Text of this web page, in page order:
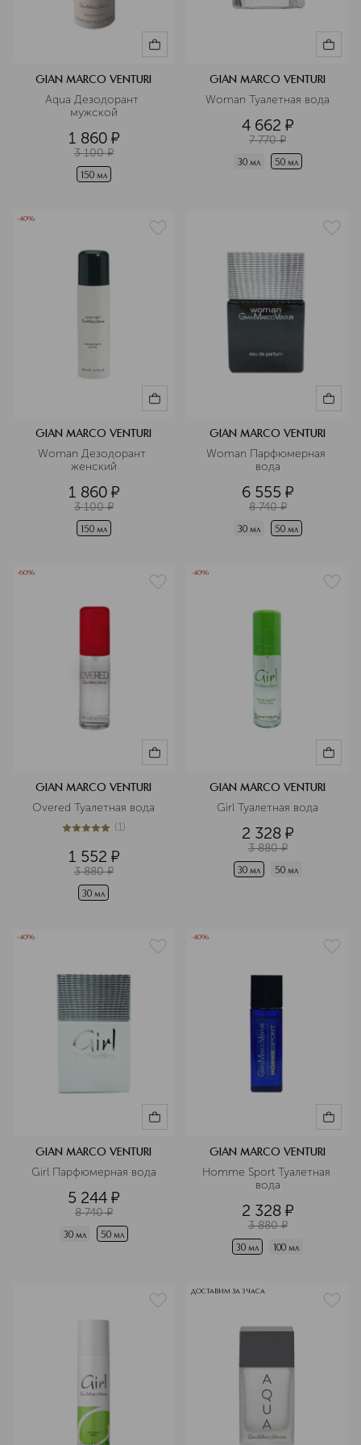
GIAN MARCO VENTURI
Aqua Дезодорант
мужской
1 860 ¤
3 100 ¤
150 мл
GIAN MARCO VENTURI
Woman Туалетная вода
4 662 ¤
7 770 ¤
30 мл 50 мл
-40%
GIAN MARCO VENTURI
Woman Дезодорант
женский
1 860 ¤
3 100 ¤
150 мл
GIAN MARCO VENTURI
Woman Парфюмерная
вода
6 555 ¤
8 740 ¤
30 мл 50 мл
-60%
GIAN MARCO VENTURI
Overed Туалетная вода
5из 51 (1)
1 552 ¤
3 880 ¤
30 мл
-40%
GIAN MARCO VENTURI
Girl Туалетная вода
2 328 ¤
3 880 ¤
30 мл 50 мл
-40%
GIAN MARCO VENTURI
Girl Парфюмерная вода
5 244 ¤
8 740 ¤
30 мл 50 мл
-40%
GIAN MARCO VENTURI
Homme Sport Туалетная
вода
2 328 ¤
3 880 ¤
30 мл 100 мл
ДОСТАВИМ ЗА 3 ЧАСА